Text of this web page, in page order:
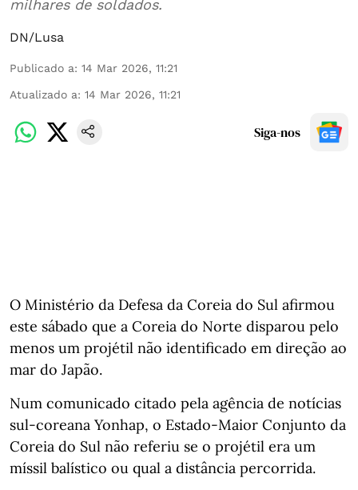
milhares de soldados.
DN/Lusa
Publicado a: 14 Mar 2026, 11:21
Atualizado a: 14 Mar 2026, 11:21
Siga-nos
O Ministério da Defesa da Coreia do Sul afirmou
este sábado que a Coreia do Norte disparou pelo
menos um projétil não identificado em direção ao
mar do Japão.
Num comunicado citado pela agência de notícias
sul-coreana Yonhap, o Estado-Maior Conjunto da
Coreia do Sul não referiu se o projétil era um
míssil balístico ou qual a distância percorrida.